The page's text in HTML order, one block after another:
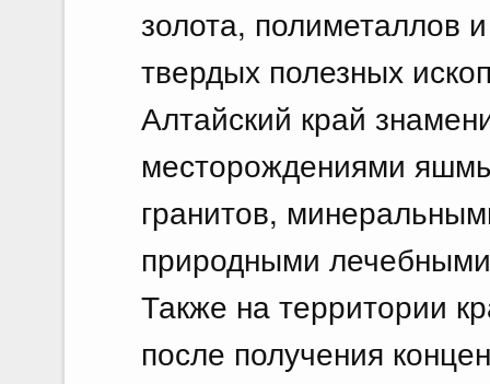
золота, полиметаллов
твердых полезных
Алтайский край
месторождениями
гранитов,
природными
Также на территории
после получения